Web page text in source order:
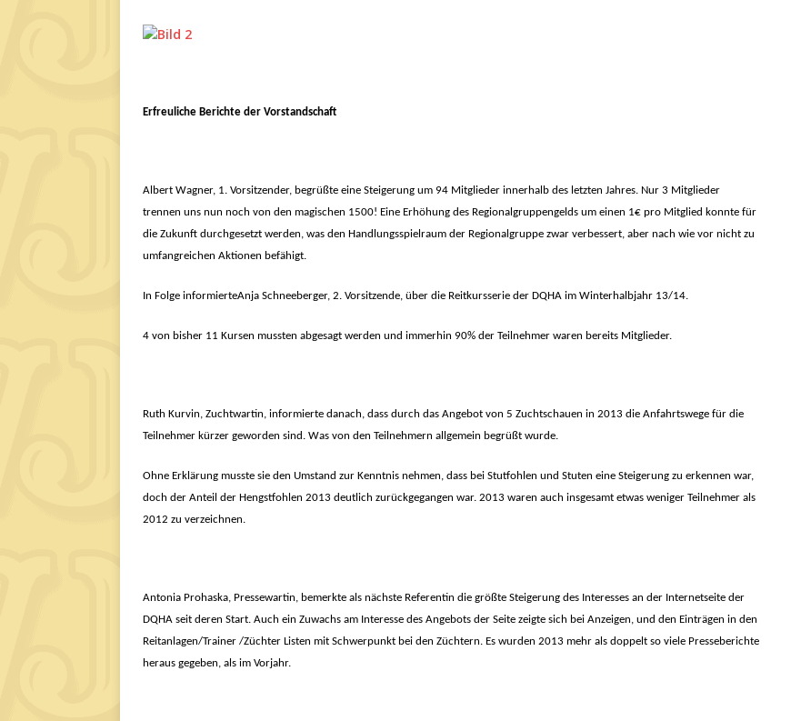
Erfreuliche Berichte der Vorstandschaft
Albert Wagner, 1. Vorsitzender, begrüßte eine Steigerung um 94 Mitglieder innerhalb des letzten Jahres. Nur 3 Mitglieder
trennen uns nun noch von den magischen 1500! Eine Erhöhung des Regionalgruppengelds um einen 1€ pro Mitglied konnte für
die Zukunft durchgesetzt werden, was den Handlungsspielraum der Regionalgruppe zwar verbessert, aber nach wie vor nicht zu
umfangreichen Aktionen befähigt.
In Folge informierteAnja Schneeberger, 2. Vorsitzende, über die Reitkursserie der DQHA im Winterhalbjahr 13/14.
4 von bisher 11 Kursen mussten abgesagt werden und immerhin 90% der Teilnehmer waren bereits Mitglieder.
Ruth Kurvin, Zuchtwartin, informierte danach, dass durch das Angebot von 5 Zuchtschauen in 2013 die Anfahrtswege für die
Teilnehmer kürzer geworden sind. Was von den Teilnehmern allgemein begrüßt wurde.
Ohne Erklärung musste sie den Umstand zur Kenntnis nehmen, dass bei Stutfohlen und Stuten eine Steigerung zu erkennen war,
doch der Anteil der Hengstfohlen 2013 deutlich zurückgegangen war. 2013 waren auch insgesamt etwas weniger Teilnehmer als
2012 zu verzeichnen.
Antonia Prohaska, Pressewartin, bemerkte als nächste Referentin die größte Steigerung des Interesses an der Internetseite der
DQHA seit deren Start. Auch ein Zuwachs am Interesse des Angebots der Seite zeigte sich bei Anzeigen, und den Einträgen in den
Reitanlagen/Trainer /Züchter Listen mit Schwerpunkt bei den Züchtern. Es wurden 2013 mehr als doppelt so viele Presseberichte
heraus gegeben, als im Vorjahr.